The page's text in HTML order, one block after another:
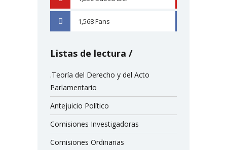
1,568Fans
Listas de lectura
.Teoría del Derecho y del Acto
Parlamentario
Antejuicio Político
Comisiones Investigadoras
Comisiones Ordinarias